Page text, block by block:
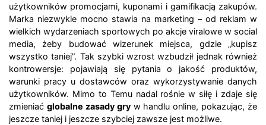
użytkowników promocjami, kuponami i gamifikacją zakupów.
Marka niezwykle mocno stawia na marketing – od reklam w
wielkich wydarzeniach sportowych po akcje viralowe w social
media, żeby budować wizerunek miejsca, gdzie „kupisz
wszystko taniej”. Tak szybki wzrost wzbudził jednak również
kontrowersje: pojawiają się pytania o jakość produktów,
warunki pracy u dostawców oraz wykorzystywanie danych
użytkowników. Mimo to Temu nadal rośnie w siłę i zdaje się
zmieniać globalne zasady gryw handlu online, pokazując, że
jeszcze taniej i jeszcze szybciej zawsze jest możliwe.